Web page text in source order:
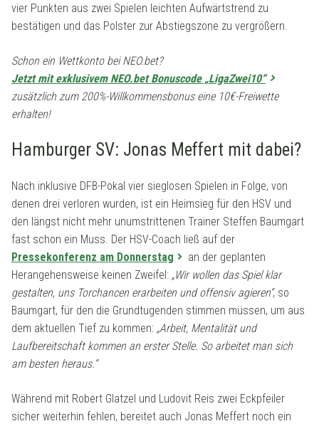
vier Punkten aus zwei Spielen leichten Aufwärtstrend zu
bestätigen und das Polster zur Abstiegszone zu vergrößern.
Schon ein Wettkonto bei NEO.bet?
Jetzt mit exklusivem NEO.bet Bonuscode „LigaZwei10“
zusätzlich zum 200%-Willkommensbonus eine 10€-Freiwette
erhalten!
Hamburger SV: Jonas Meffert mit dabei?
Nach inklusive DFB-Pokal vier sieglosen Spielen in Folge, von
denen drei verloren wurden, ist ein Heimsieg für den HSV und
den längst nicht mehr unumstrittenen Trainer Steffen Baumgart
fast schon ein Muss. Der HSV-Coach ließ auf der
Pressekonferenz am Donnerstag
an der geplanten
Herangehensweise keinen Zweifel: „Wir wollen das Spiel klar
gestalten, uns Torchancen erarbeiten und offensiv agieren“, so
Baumgart, für den die Grundtugenden stimmen müssen, um aus
dem aktuellen Tief zu kommen: „Arbeit, Mentalität und
Laufbereitschaft kommen an erster Stelle. So arbeitet man sich
am besten heraus.“
Während mit Robert Glatzel und Ludovit Reis zwei Eckpfeiler
sicher weiterhin fehlen, bereitet auch Jonas Meffert noch ein